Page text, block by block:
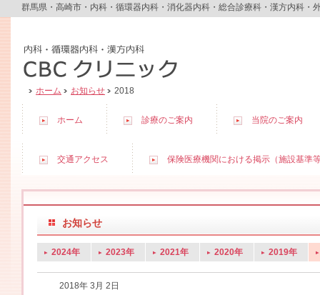
群馬県・高崎市・内科・循環器内科・消化器内科・総合診療科・漢方内科・
ホーム お知らせ 2018
ホーム 診療のご案内 当院のご案内
交通アクセス 保険医療機関における掲示（施設基準
お知らせ
2024年 2023年 2021年 2020年 2019年
2018年 3月 2日